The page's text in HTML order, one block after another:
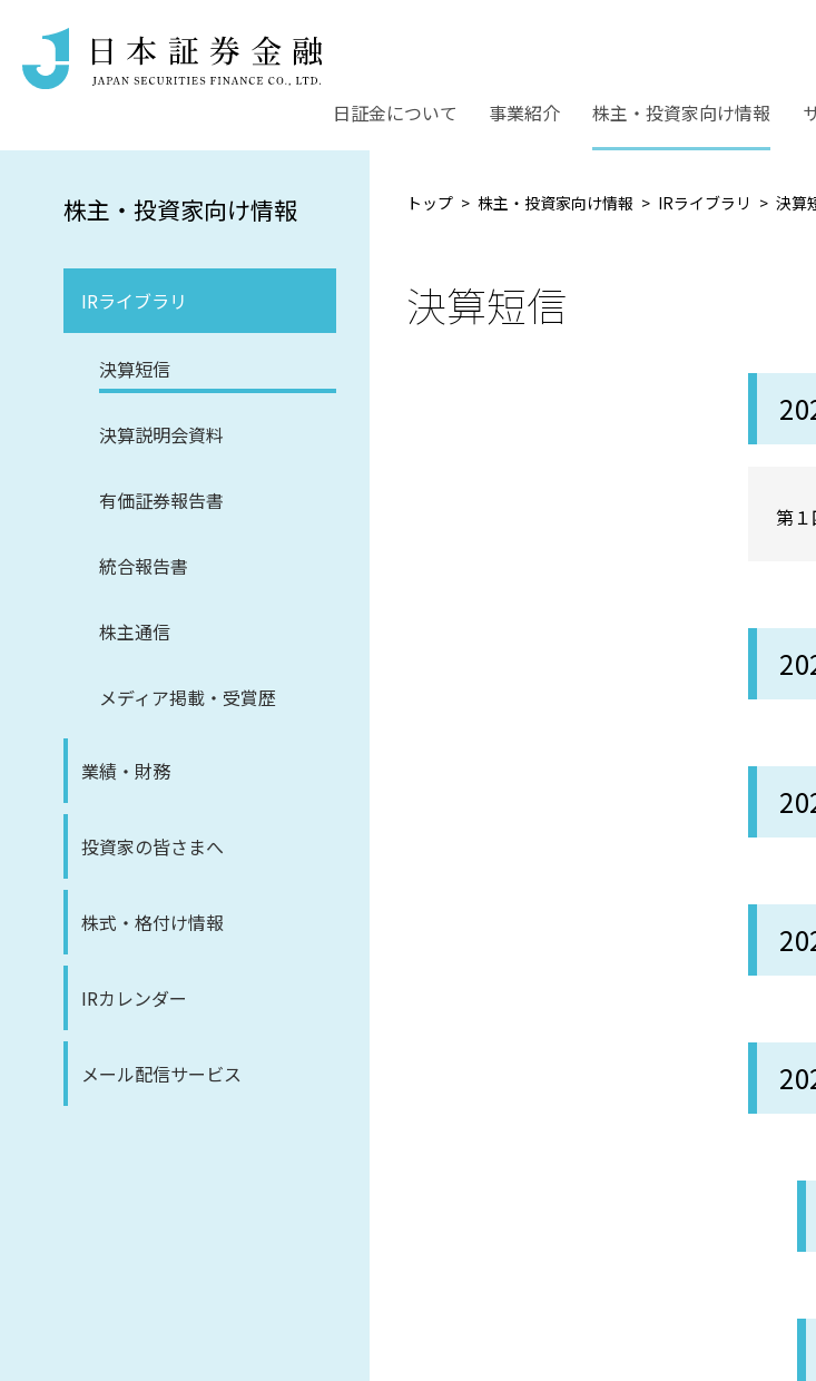
日証金について 事業紹介 株主・投資家向け情報
株主・投資家向け情報
IRライブラリ
決算短信
決算説明会資料
有価証券報告書
統合報告書
株主通信
メディア掲載・受賞歴
業績・財務
投資家の皆さまへ
株式・格付け情報
IRカレンダー
メール配信サービス
トップ 株主・投資家向け情報 IRライブラリ 決算
決算短信
第